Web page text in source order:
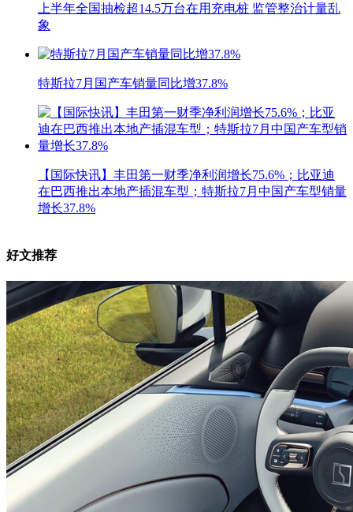
上半年全国抽检超14.5万台在用充电桩 监管整治计量乱
象
特斯拉7月国产车销量同比增37.8%
【国际快讯】丰田第一财季净利润增长75.6%；比亚迪
在巴西推出本地产插混车型；特斯拉7月中国产车型销量
增长37.8%
好文推荐